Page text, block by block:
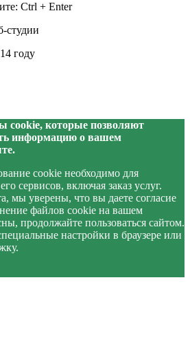
Ctrl + Enter
студии
году
cookie, которые позволяют
информацию о вашем
cookie необходимо для
сервисов, включая заказ услуг.
мы уверены, что вы даете согласие
файлов cookie на вашем
продолжайте пользоваться сайтом.
настройки в браузере или